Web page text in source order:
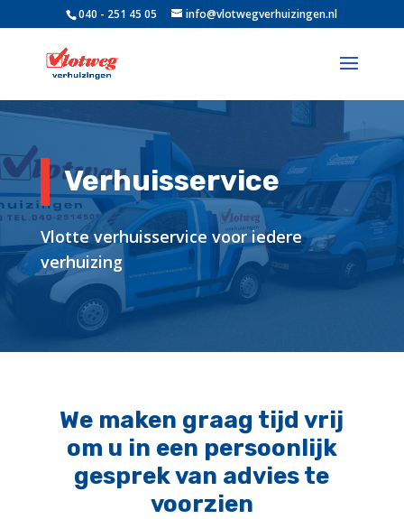
040 - 251 45 05 info@vlotwegverhuizingen.nl
Verhuisservice
Vlotte verhuisservice voor iedere
verhuizing
We maken graag tijd vrij
om u in een persoonlijk
gesprek van advies te
voorzien